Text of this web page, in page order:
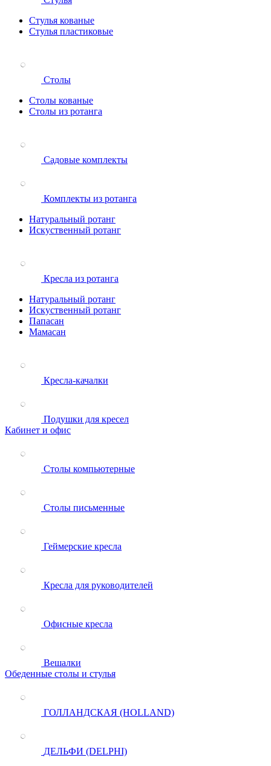
Стулья кованые
Стулья пластиковые
Столы
Столы кованые
Столы из ротанга
Садовые комплекты
Комплекты из ротанга
Натуральный ротанг
Искуственный ротанг
Кресла из ротанга
Натуральный ротанг
Искуственный ротанг
Папасан
Мамасан
Кресла-качалки
Подушки для кресел
Кабинет и офис
Столы компьютерные
Столы письменные
Геймерские кресла
Кресла для руководителей
Офисные кресла
Вешалки
Обеденные столы и стулья
ГОЛЛАНДСКАЯ (HOLLAND)
ДЕЛЬФИ (DELPHI)